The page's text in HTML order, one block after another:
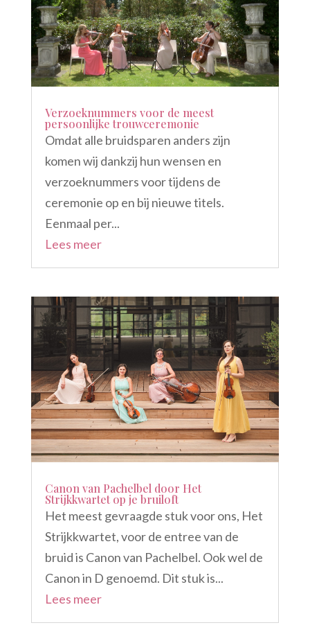
Verzoeknummers voor de meest
persoonlijke trouwceremonie
Omdat alle bruidsparen anders zijn
komen wij dankzij hun wensen en
verzoeknummers voor tijdens de
ceremonie op en bij nieuwe titels.
Eenmaal per...
Lees meer
Canon van Pachelbel door Het
Strijkkwartet op je bruiloft
Het meest gevraagde stuk voor ons, Het
Strijkkwartet, voor de entree van de
bruid is Canon van Pachelbel. Ook wel de
Canon in D genoemd. Dit stuk is...
Lees meer